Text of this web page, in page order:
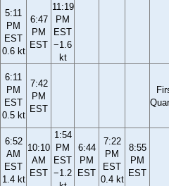
5:11
PM
EST
0.6 kt
6:47
PM
EST
11:19
PM
EST
−1.6
kt
6:11
PM
EST
0.5 kt
7:42
PM
EST
6:52
AM
EST
1.4 kt
10:10
AM
EST
1:54
PM
EST
−1.2
6:44
PM
EST
7:22
PM
EST
0.4 kt
8:55
PM
EST